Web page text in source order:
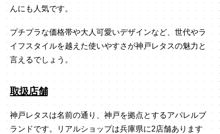
んにも人気です。
プチプラな価格帯や大人可愛いデザインなど、世代やラ
イフスタイルを越えた使いやすさが神戸レタスの魅力と
言えるでしょう。
取扱店舗
神戸レタスは名前の通り、神戸を拠点とするアパレルブ
ランドです。リアルショップは兵庫県に2店舗あります